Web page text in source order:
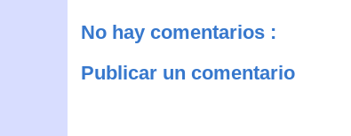
No hay comentarios :
Publicar un comentario